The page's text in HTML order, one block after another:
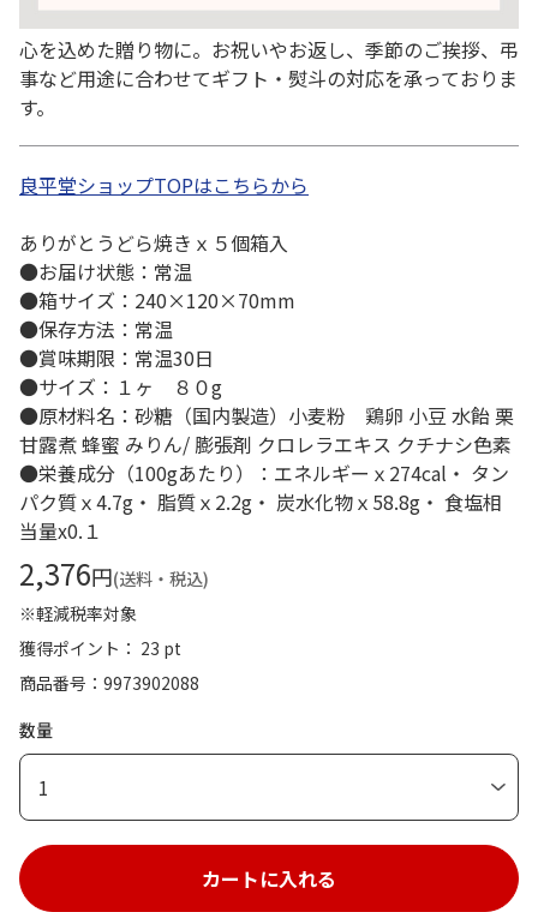
心を込めた贈り物に。お祝いやお返し、季節のご挨拶、弔
事など用途に合わせてギフト・熨斗の対応を承っておりま
す。
良平堂ショップTOPはこちらから
ありがとうどら焼きｘ５個箱入
●お届け状態：常温
●箱サイズ：240×120×70mm
●保存方法：常温
●賞味期限：常温30日
●サイズ：１ヶ ８０g
●原材料名：砂糖（国内製造）小麦粉 鶏卵 小豆 水飴 栗
甘露煮 蜂蜜 みりん/ 膨張剤 クロレラエキス クチナシ色素
●栄養成分（100gあたり）：エネルギーｘ274cal・ タン
パク質ｘ4.7g・ 脂質ｘ2.2g・ 炭水化物ｘ58.8g・ 食塩相
当量x0.１
2,376円(送料・税込)
※軽減税率対象
獲得ポイント： 23 pt
商品番号
9973902088
数量
1